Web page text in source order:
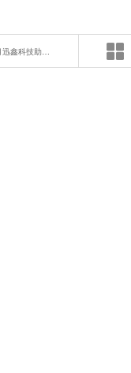
信息系统集成服务：成都月迅鑫科技助力企业数字化转型